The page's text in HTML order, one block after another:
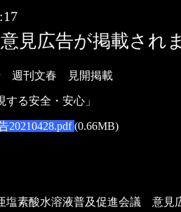
見広告が掲載され
週刊文春 見開掲載
する安全・安心」
20210428.pdf (0.66MB)
素酸水溶液普及促進会議 意見